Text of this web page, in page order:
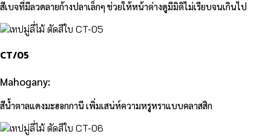
สีเบจที่มีลวดลายก้างปลาเล็กๆ ช่วยให้หน้าต่างดูมีมิติไม่เรียบจนเกินไป
CT/05
Mahogany:
สีน้ำตาลแดงมะฮอกกานี เพิ่มเสน่ห์ความหรูหราแบบคลาสสิก